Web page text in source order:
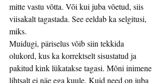
mitte vastu võtta. Või kui juba võetud, siis
viisakalt tagastada. See eeldab ka selgitusi,
miks.
Muidugi, päriselus võib siin tekkida
olukord, kus ka korrektselt sisustatud ja
pakitud kink lükatakse tagasi. Mõni inimene
lihtsalt ei näe ega kuule. Kuid need on juba